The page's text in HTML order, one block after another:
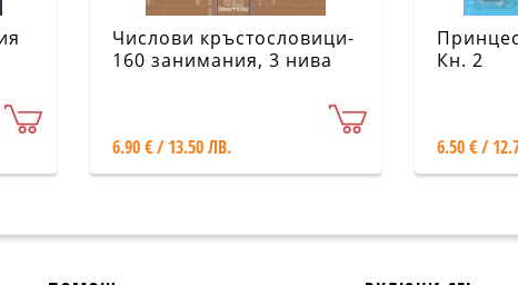
Числови кръстословици-
160 занимания, 3 нива
6.90 € / 13.50 ЛВ.
Кн. 2
6.50 € /